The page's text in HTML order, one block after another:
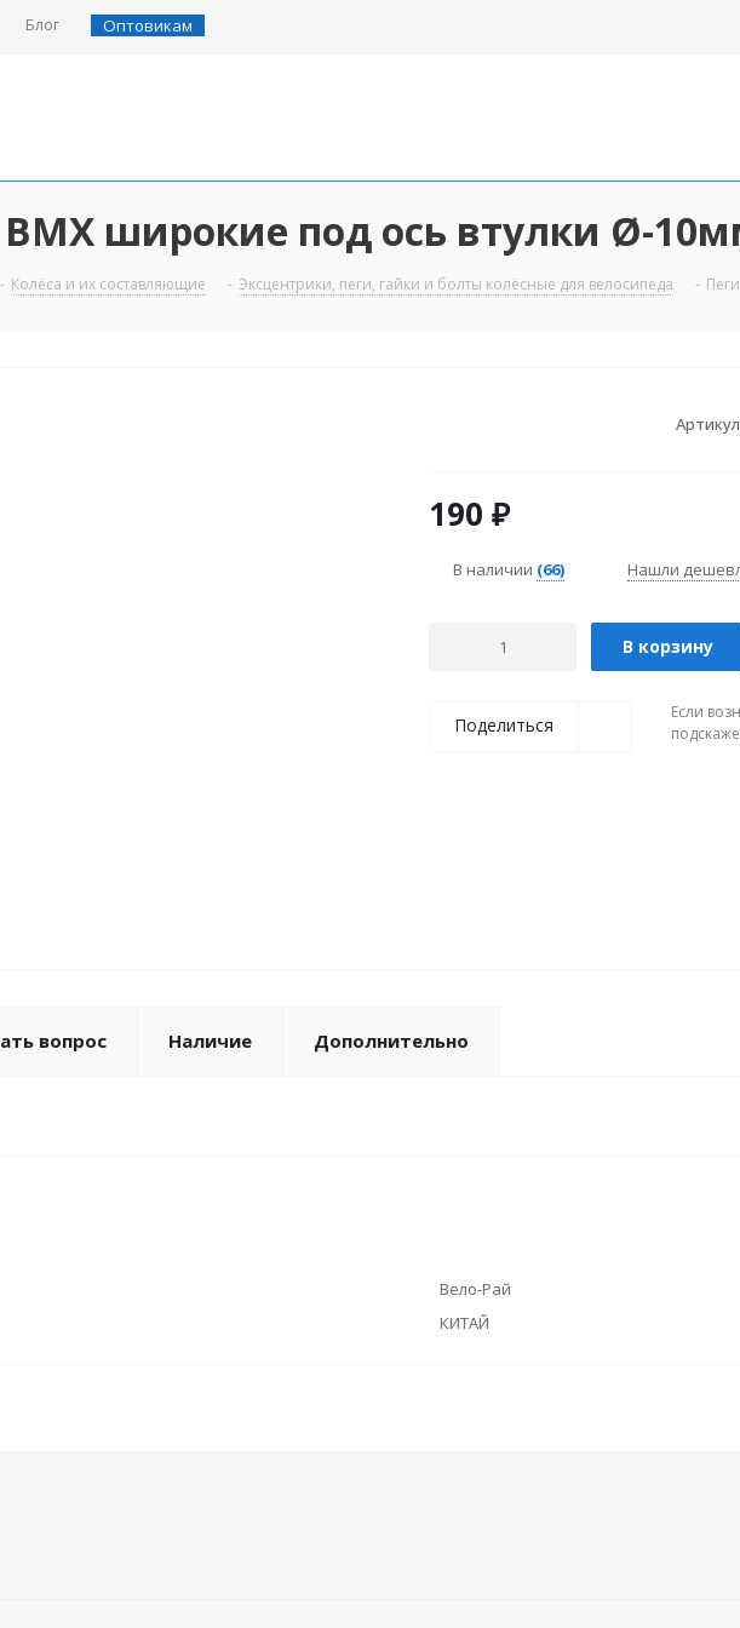
Блог Оптовикам
ВМХ широкие под ось втулки Ø-
- Колёса и их составляющие - Эксцентрики, пеги, гайки и болты колёсные для велосипеда -
190 ₽
В наличии (66) Нашли
В корзину
Поделиться
Если
вопрос Наличие Дополнительно
Вело-Рай
КИТАЙ